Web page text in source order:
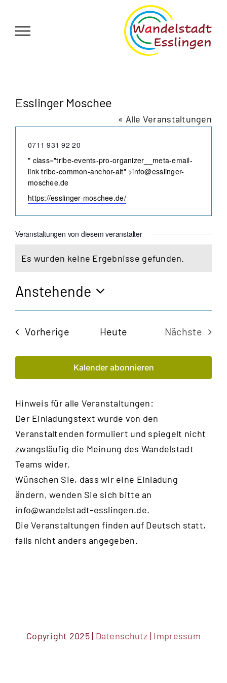
springen
Esslinger Moschee
« Alle Veranstaltungen
Telefon
0711 931 92 20
Email
" class="tribe-events-pro-organizer__meta-email-
link tribe-common-anchor-alt" >info@esslinger-
moschee.de
Webseite
https://esslinger-moschee.de/
Veranstaltungen von diesem veranstalter
Hinweis
Es wurden keine Ergebnisse gefunden.
Anstehende
Datum
VorherigeVeranstaltungen
Heute
Nächste
Kalender abonnieren
Hinweis für alle Veranstaltungen:
Der Einladungstext wurde von den
Veranstaltenden formuliert und spiegelt nicht
zwangsläufig die Meinung des Wandelstadt
Teams wider.
Wünschen Sie, dass wir eine Einladung
ändern, wenden Sie sich bitte an
info@wandelstadt-esslingen.de.
Die Veranstaltungen finden auf Deutsch statt,
falls nicht anders angegeben.
Copyright 2025 | Datenschutz | Impressum